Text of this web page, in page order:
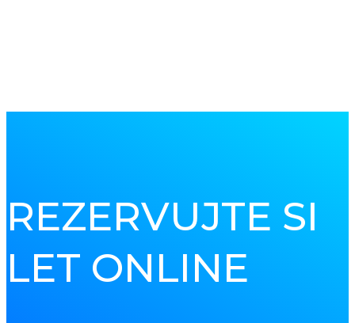
REZERVUJTE SI
LET ONLINE